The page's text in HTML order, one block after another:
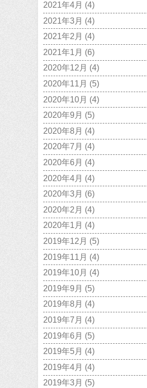
2021年4月 (4)
2021年3月 (4)
2021年2月 (4)
2021年1月 (6)
2020年12月 (4)
2020年11月 (5)
2020年10月 (4)
2020年9月 (5)
2020年8月 (4)
2020年7月 (4)
2020年6月 (4)
2020年4月 (4)
2020年3月 (6)
2020年2月 (4)
2020年1月 (4)
2019年12月 (5)
2019年11月 (4)
2019年10月 (4)
2019年9月 (5)
2019年8月 (4)
2019年7月 (4)
2019年6月 (5)
2019年5月 (4)
2019年4月 (4)
2019年3月 (5)